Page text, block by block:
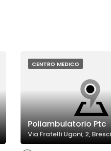
CENTRO MEDICO
Poliambulatorio Ptc
Via Fratelli Ugoni, 2,